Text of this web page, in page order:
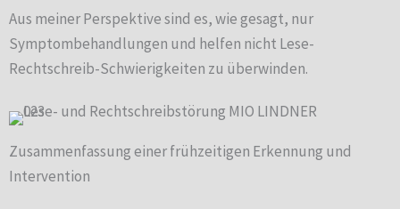
Aus meiner Perspektive sind es, wie gesagt, nur
Symptombehandlungen und helfen nicht Lese-
Rechtschreib-Schwierigkeiten zu überwinden.
Zusammenfassung einer frühzeitigen Erkennung und
Intervention